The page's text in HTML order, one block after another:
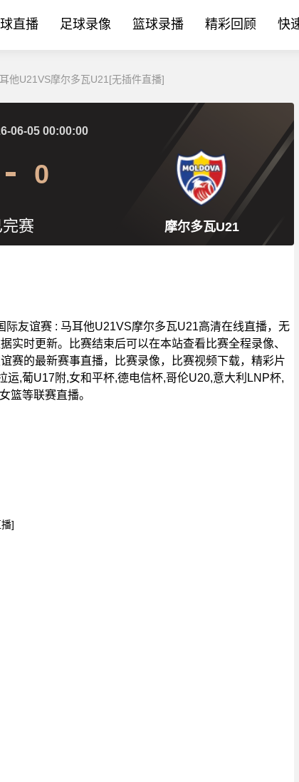
直播 足球录像 篮球录播 精彩回顾 快
他U21VS摩尔多瓦U21[无插件直播]
摩尔多瓦U21
06-05 00:00:00
0
完赛
友谊赛 : 马耳他U21VS摩尔多瓦U21高清在线直播，无
实时更新。比赛结束后可以在本站查看比赛全程录像、
赛的最新赛事直播，比赛录像，比赛视频下载，精彩片
,葡U17附,女和平杯,德电信杯,哥伦U20,意大利LNP杯,
篮等联赛直播。
]